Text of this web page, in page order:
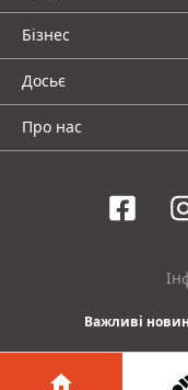
Бізнес
Досьє
Про нас
Важливі
©